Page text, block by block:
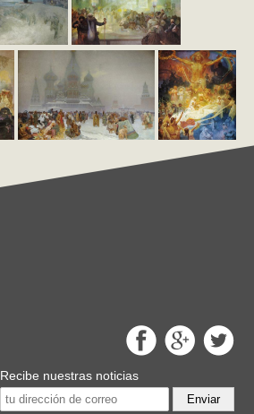
Recibe nuestras noticias
Enviar